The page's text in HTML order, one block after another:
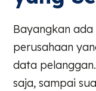
Bayangkan
perusahaan
data
saja, sampai